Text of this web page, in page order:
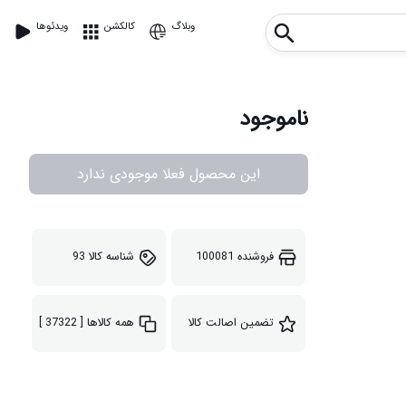
ویدئوها کالکشن وبلاگ
ناموجود
این محصول فعلا موجودی ندارد
فروشنده 100081 شناسه کالا 93
تضمین اصالت کالا همه کالاها [ 37322 ]